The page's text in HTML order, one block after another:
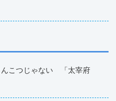
んこつじゃない 「太宰府